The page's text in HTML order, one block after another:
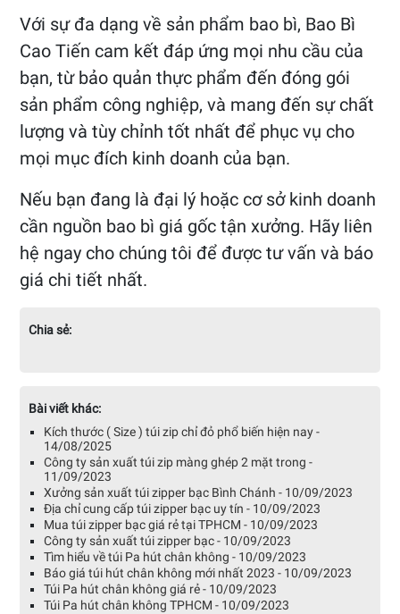
Với sự đa dạng về sản phẩm bao bì, Bao Bì
Cao Tiến cam kết đáp ứng mọi nhu cầu của
bạn, từ bảo quản thực phẩm đến đóng gói
sản phẩm công nghiệp, và mang đến sự chất
lượng và tùy chỉnh tốt nhất để phục vụ cho
mọi mục đích kinh doanh của bạn.
Nếu bạn đang là đại lý hoặc cơ sở kinh doanh
cần nguồn bao bì giá gốc tận xưởng. Hãy liên
hệ ngay cho chúng tôi để được tư vấn và báo
giá chi tiết nhất.
Chia sẻ:
Bài viết khác:
Kích thước ( Size ) túi zip chỉ đỏ phổ biến hiện nay -
14/08/2025
Công ty sản xuất túi zip màng ghép 2 mặt trong -
11/09/2023
Xưởng sản xuất túi zipper bạc Bình Chánh - 10/09/2023
Địa chỉ cung cấp túi zipper bạc uy tín - 10/09/2023
Mua túi zipper bạc giá rẻ tại TPHCM - 10/09/2023
Công ty sản xuất túi zipper bạc - 10/09/2023
Tìm hiểu về túi Pa hút chân không - 10/09/2023
Báo giá túi hút chân không mới nhất 2023 - 10/09/2023
Túi Pa hút chân không giá rẻ - 10/09/2023
Túi Pa hút chân không TPHCM - 10/09/2023